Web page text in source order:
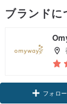
ブランドに
フォロ